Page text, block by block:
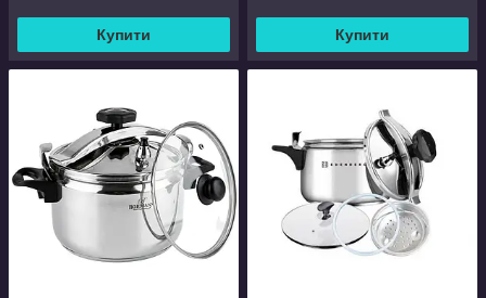
Купити Купити